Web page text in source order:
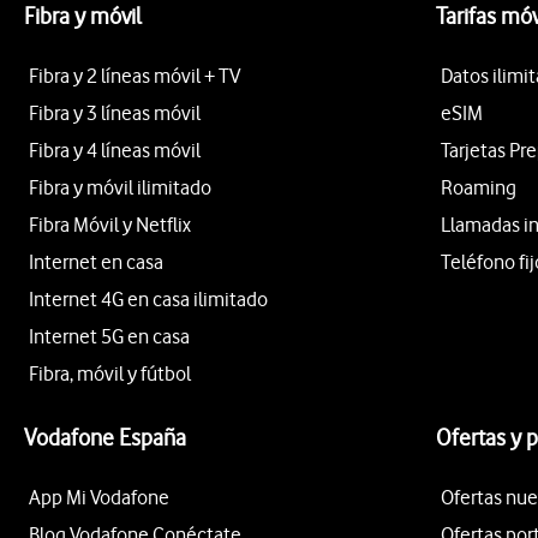
Fibra y móvil
Fibra y 2 líneas móvil + TV
Fibra y 3 líneas móvil
Fibra y 4 líneas móvil
Fibra y móvil ilimitado
Fibra Móvil y Netflix
Internet en casa
Internet 4G en casa ilimitado
Internet 5G en casa
Fibra, móvil y fútbol
Tarifas
Datos
eSIM
Tarjetas
Roaming
Llamadas
Teléfono
Vodafone España
App Mi Vodafone
Ofertas y
Ofertas